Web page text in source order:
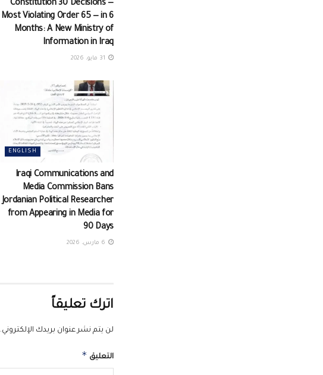
Constitution 30 Decisions —
Most Violating Order 65 — in 6
Months: A New Ministry of
Information in Iraq
ENGLISH
Iraqi Communications and
Media Commission Bans
Jordanian Political Researcher
from Appearing in Media for
90 Days
اترك تعليقاً
لن يتم نشر عنوان بريدك الإلكتروني.
التعليق *